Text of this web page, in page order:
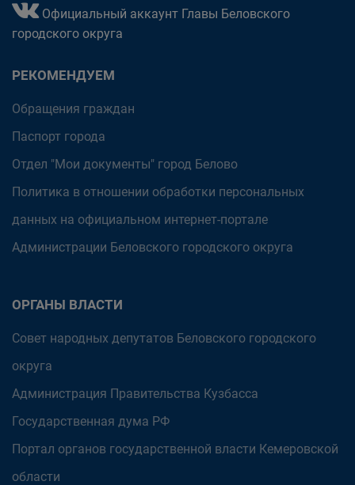
Официальный аккаунт Главы Беловского
городского округа
РЕКОМЕНДУЕМ
Обращения граждан
Паспорт города
Отдел "Мои документы" город Белово
Политика в отношении обработки персональных
данных на официальном интернет-портале
Администрации Беловского городского округа
ОРГАНЫ ВЛАСТИ
Совет народных депутатов Беловского городского
округа
Администрация Правительства Кузбасса
Государственная дума РФ
Портал органов государственной власти Кемеровской
области